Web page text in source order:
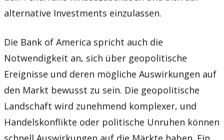
alternative Investments einzulassen.
Die Bank of America spricht auch die
Notwendigkeit an, sich über geopolitische
Ereignisse und deren mögliche Auswirkungen auf
den Markt bewusst zu sein. Die geopolitische
Landschaft wird zunehmend komplexer, und
Handelskonflikte oder politische Unruhen können